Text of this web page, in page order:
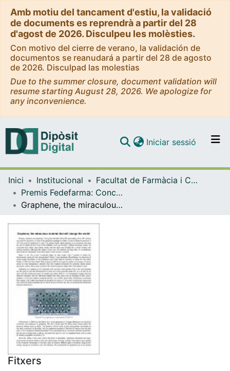
Amb motiu del tancament d'estiu, la validació
de documents es reprendrà a partir del 28
d'agost de 2026. Disculpeu les molèsties.
Con motivo del cierre de verano, la validación de
documentos se reanudará a partir del 28 de agosto
de 2026. Disculpad las molestias
Due to the summer closure, document validation will
resume starting August 28, 2026. We apologize for
any inconvenience.
Navega per tot el DD
Iniciar sessió (current)
Inici Institucional
Facultat de Farmàcia i Ciències de l'Alimentació
Premis Fedefarma: Concòrdia / Pharmanews (Facultat de Farmàcia i Ciències de l'Alimentació)
Graphene, the miraculous material that will change the world!
Fitxers